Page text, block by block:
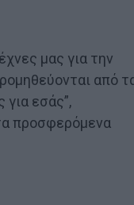
μας για την
από
για εσάς”,
προσφερόμενα